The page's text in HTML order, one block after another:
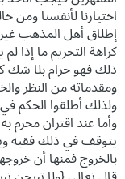
اختيارنا لأنفسنا
إطلاق أهل المذهب
كراهة التحريم ما إذا
ذلك فهو حرام بلا شك
ومقدماته من النظر
ولذلك أطلقوا الحكم
وأما عند اقتران محرم
يتوقف في ذلك فقيه
بالخروج فمنها أن